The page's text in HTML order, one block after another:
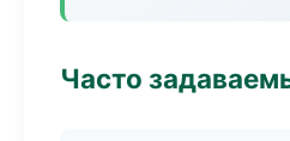
Часто